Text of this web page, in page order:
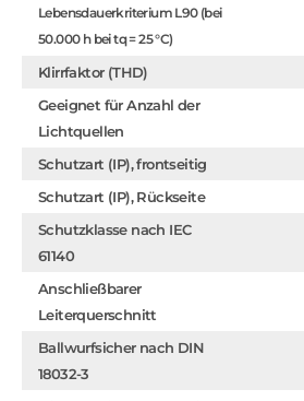
Lebensdauerkriterium L90 (bei
50.000 h bei tq = 25 °C)
Klirrfaktor (THD)
Geeignet für Anzahl der
Lichtquellen
Schutzart (IP), frontseitig
Schutzart (IP), Rückseite
Schutzklasse nach IEC
61140
Anschließbarer
Leiterquerschnitt
Ballwurfsicher nach DIN
18032-3